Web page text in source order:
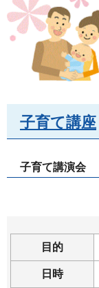
子育て講座
子育て講演会
目的
日時